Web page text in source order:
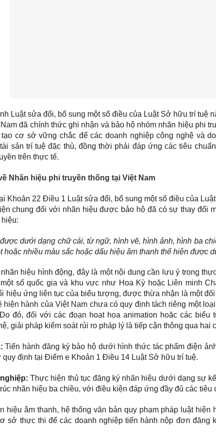
Luật sửa đổi, bổ sung một số điều của Luật Sở hữu trí tuệ
đã chính thức ghi nhận và bảo hộ nhóm nhãn hiệu phi
cơ sở vững chắc để các doanh nghiệp công nghệ và
sản trí tuệ đặc thù, đồng thời phải đáp ứng các tiêu
trên thực tế.
Nhãn hiệu phi truyền thống tại Việt Nam
Khoản 22 Điều 1 Luật sửa đổi, bổ sung một số điều của
chung đối với nhãn hiệu được bảo hộ đã có sự thay đổi
dưới dạng chữ cái, từ ngữ, hình vẽ, hình ảnh, hình ba
hoặc nhiều màu sắc hoặc dấu hiệu âm thanh thể hiện được
hiệu hình động, đây là một nội dung cần lưu ý trong
số quốc gia và khu vực như Hoa Kỳ hoặc Liên minh
hiệu ứng liên tục của biểu tượng, được thừa nhận là một
hiện hành của Việt Nam chưa có quy định tách riêng một
đó, đối với các đoạn hoạt họa animation hoặc các biểu
giải pháp kiểm soát rủi ro pháp lý là tiếp cận thông qua hai
Tiến hành đăng ký bảo hộ dưới hình thức tác phẩm điện
định tại Điểm e Khoản 1 Điều 14 Luật Sở hữu trí tuệ.
Thực hiện thủ tục đăng ký nhãn hiệu dưới dạng sự
nhãn hiệu ba chiều, với điều kiện đáp ứng đầy đủ các tiêu
hiệu âm thanh, hệ thống văn bản quy phạm pháp luật hiện
sở thực thi để các doanh nghiệp tiến hành nộp đơn đăng